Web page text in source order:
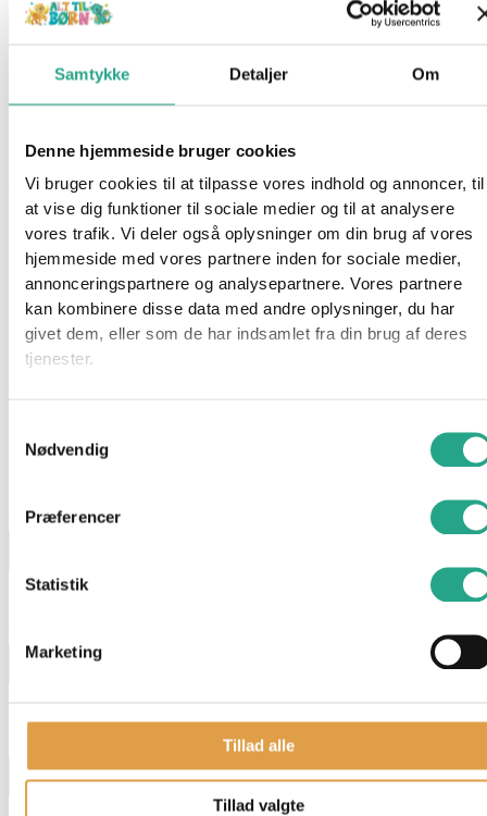
Samtykke Detaljer Om
Denne hjemmeside bruger cookies
Vi bruger cookies til at tilpasse vores indhold og annoncer, til
at vise dig funktioner til sociale medier og til at analysere
vores trafik. Vi deler også oplysninger om din brug af vores
hjemmeside med vores partnere inden for sociale medier,
annonceringspartnere og analysepartnere. Vores partnere
kan kombinere disse data med andre oplysninger, du har
givet dem, eller som de har indsamlet fra din brug af deres
tjenester.
Nødvendig
Præferencer
Statistik
Marketing
Tillad alle
Tillad valgte
Paw Patrol – Big Hero Pups Zuma
139,95kr.
Ikke på lager
Varenummer95158Kategorier Mærker,Paw Patrol
Beskrivelse
Spørg om produktet
Denne æske indeholder en figur af Zuma, 1 kat og tilbehør.
Specifikationer:
Navn*